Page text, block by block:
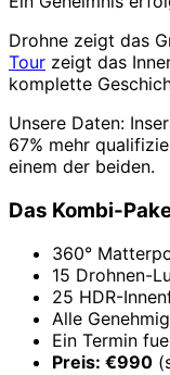
Drohne zeigt das
Tour zeigt das
komplette
Unsere Daten:
67% mehr
einem der beiden.
Das Kombi-
360°
15 Drohnen-
25 HDR-
Alle
Ein Termin
Preis: €990